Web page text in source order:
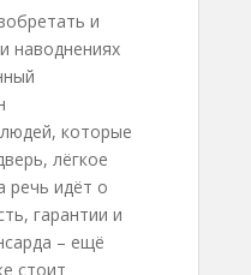
и
наводнениях
которые
лёгкое
речь идёт о
гарантии и
– ещё
стоит